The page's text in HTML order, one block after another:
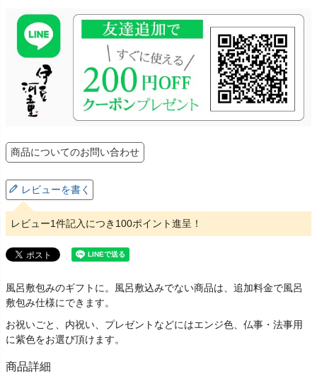
商品についてのお問い合わせ
レビューを書く
レビュー1件記入につき100ポイント進呈！
風呂敷包みのギフトに。風呂敷込みでない商品は、追加料金で風呂
敷包み仕様にできます。
お祝いごと、内祝い、プレゼントなどにはエンジ色、仏事・法事用
に紫色をお選び頂けます。
商品詳細